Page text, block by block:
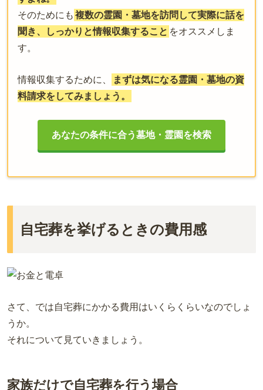
そのためにも 複数の霊園・墓地を訪問して実際に話を
聞き、しっかりと情報収集すること をオススメしま
す。
情報収集するために、
まずは気になる霊園・墓地の資
料請求をしてみましょう。
あなたの条件に合う墓地・霊園を検索
自宅葬を挙げるときの費用感
さて、では自宅葬にかかる費用はいくらくらいなのでしょ
うか。
それについて見ていきましょう。
家族だけで自宅葬を行う場合